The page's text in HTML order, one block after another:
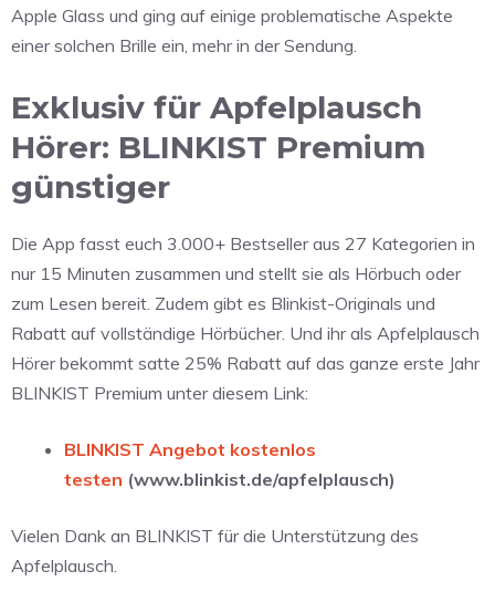
Apple Glass und ging auf einige problematische Aspekte
einer solchen Brille ein, mehr in der Sendung.
Exklusiv für Apfelplausch
Hörer: BLINKIST Premium
günstiger
Die App fasst euch 3.000+ Bestseller aus 27 Kategorien in
nur 15 Minuten zusammen und stellt sie als Hörbuch oder
zum Lesen bereit. Zudem gibt es Blinkist-Originals und
Rabatt auf vollständige Hörbücher. Und ihr als Apfelplausch
Hörer bekommt satte 25% Rabatt auf das ganze erste Jahr
BLINKIST Premium unter diesem Link:
BLINKIST Angebot kostenlos
testen (www.blinkist.de/apfelplausch)
Vielen Dank an BLINKIST für die Unterstützung des
Apfelplausch.